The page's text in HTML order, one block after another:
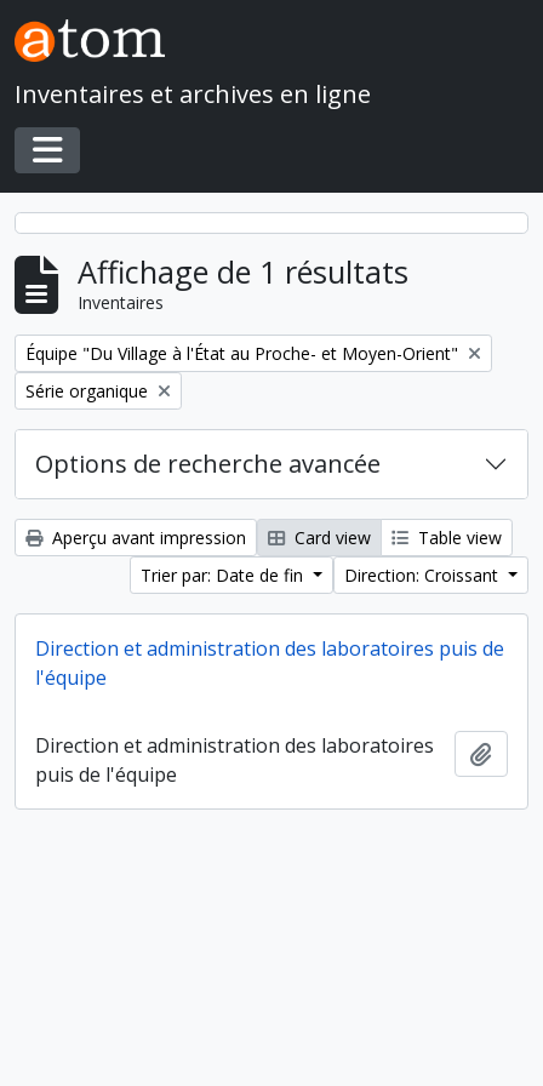
Skip to main content
Inventaires et archives en ligne
Toggle navigation
Affichage de 1 résultats
Inventaires
Remove filter:
Équipe "Du Village à l'État au Proche- et Moyen-Orient"
Remove filter:
Série organique
Options de recherche avancée
Aperçu avant impression Card view
Table view
Trier par: Date de fin
Direction: Croissant
Direction et administration des laboratoires puis de
l'équipe
Direction et administration des laboratoires
puis de l'équipe